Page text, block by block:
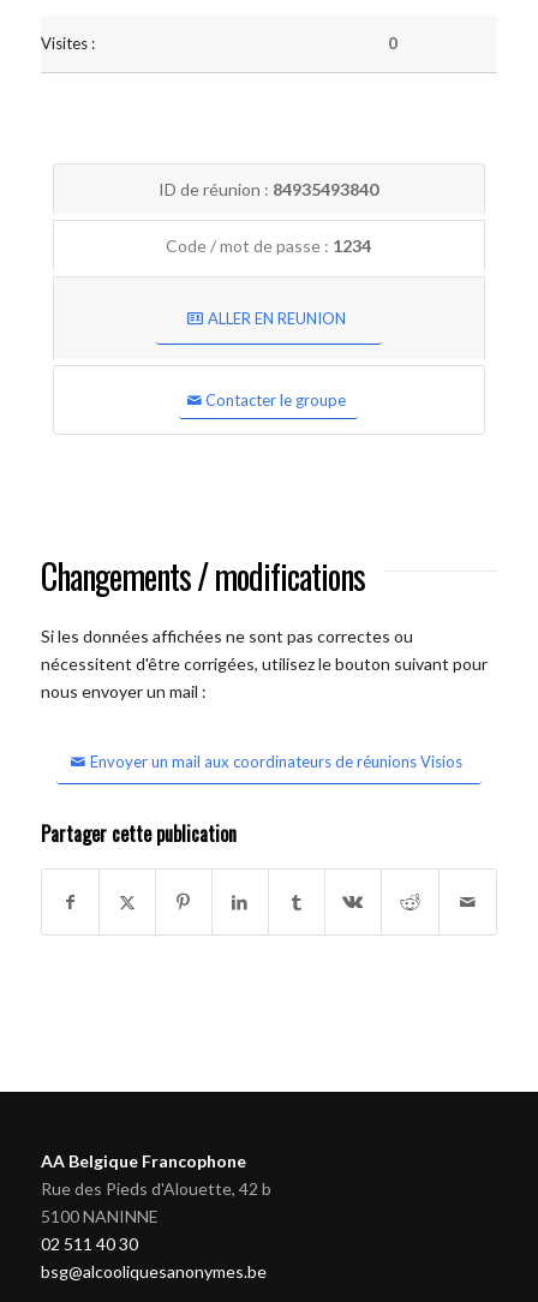
Visites : 0
ID de réunion : 84935493840
Code / mot de passe : 1234
ALLER EN REUNION
Contacter le groupe
Changements / modifications
Si les données affichées ne sont pas correctes ou
nécessitent d'être corrigées, utilisez le bouton suivant pour
nous envoyer un mail :
Envoyer un mail aux coordinateurs de réunions Visios
Partager cette publication
AA Belgique Francophone
Rue des Pieds d'Alouette, 42 b
5100 NANINNE
02 511 40 30
bsg@alcooliquesanonymes.be